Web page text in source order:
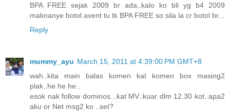
BPA FREE sejak 2009 br ada..kalo ko bli yg b4 2009
maknanye botol avent tu tk BPA FREE so sila la cr botol br...
Reply
mummy_ayu March 15, 2011 at 4:39:00 PM GMT+8
wah..kita main balas komen kat komen box masing2
plak..he he he..
esok nak follow dominos...kat MV..kuar dlm 12.30 kot..apa2
aku or Net msg2 ko ..set?